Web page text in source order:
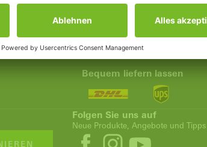
und -Türen bestellen Sie dasSchüco
Bequem liefern lassen
Folgen Sie uns auf
Neue Produkte, Angebote und Tipps